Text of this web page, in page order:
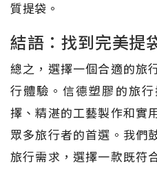
質提袋。
結語：找到完美提
總之，選擇一個合適的旅
行體驗。信德塑膠的旅
擇、精湛的工藝製作和實
眾多旅行者的首選。我們
旅行需求，選擇一款既符